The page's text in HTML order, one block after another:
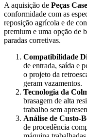
A aquisição de Peças
conformidade com as
reposição agrícola e de
premium e uma opção de
paradas corretivas.
Compatibilidade
de entrada, saída e
o projeto da
geram vazamentos.
Tecnologia da
brasagem de alta
trabalho sem
Análise de Custo-
de procedência